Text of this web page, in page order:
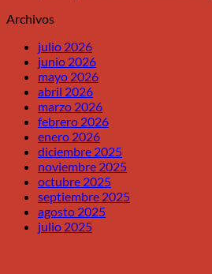
Archivos
julio 2026
junio 2026
mayo 2026
abril 2026
marzo 2026
febrero 2026
enero 2026
diciembre 2025
noviembre 2025
octubre 2025
septiembre 2025
agosto 2025
julio 2025